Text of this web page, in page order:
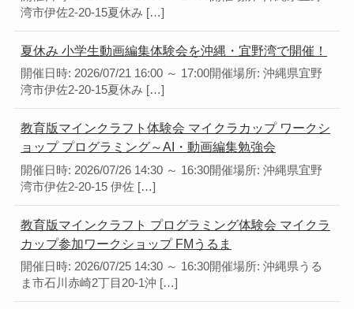
湾市伊佐2-20-15夏休み […]
夏休み 小学生動画編集体験会を沖縄・宜野湾で開催！
開催日時: 2026/07/21 16:00 ～ 17:00開催場所: 沖縄県宜野
湾市伊佐2-20-15夏休み […]
教育版マインクラフト体験会 マイクラカップ ワークシ
ョップ プログラミング～AI・動画編集勉強会
開催日時: 2026/07/26 14:30 ～ 16:30開催場所: 沖縄県宜野
湾市伊佐2-20-15 伊佐 […]
教育版マインクラフト プログラミング体験会 マイクラ
カップ参加ワークショップ FMうるま
開催日時: 2026/07/25 14:30 ～ 16:30開催場所: 沖縄県うる
ま市石川赤崎2丁目20-1沖 […]